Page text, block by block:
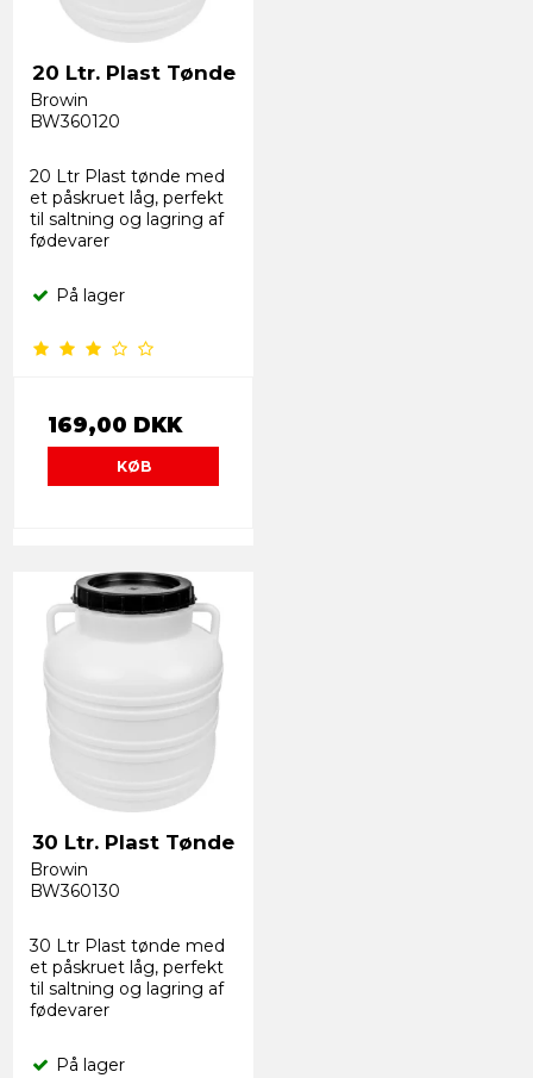
20 Ltr. Plast Tønde
Browin
BW360120
20 Ltr Plast tønde med
et påskruet låg, perfekt
til saltning og lagring af
fødevarer
På lager
169,00 DKK
KØB
30 Ltr. Plast Tønde
Browin
BW360130
30 Ltr Plast tønde med
et påskruet låg, perfekt
til saltning og lagring af
fødevarer
På lager